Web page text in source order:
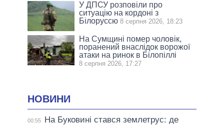
У ДПСУ розповіли про
ситуацію на кордоні з
Білоруссю 8 серпня 2026, 18:23
На Сумщині помер чоловік,
поранений внаслідок ворожої
атаки на ринок в Білопіллі
8 серпня 2026, 17:27
НОВИНИ
00:55
На Буковині стався землетрус: де